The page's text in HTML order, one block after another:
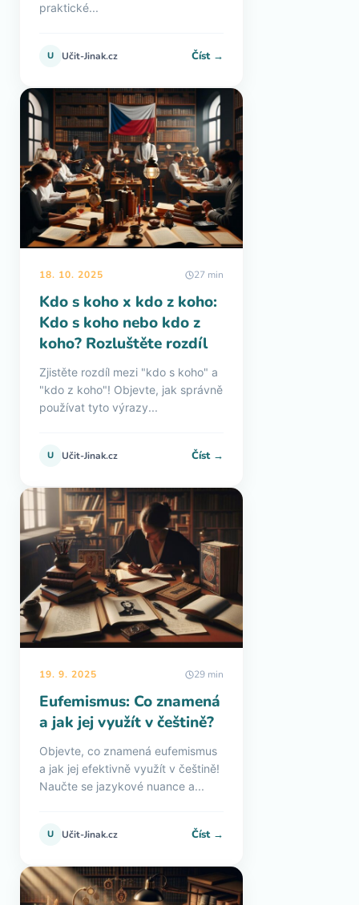
praktické...
U Učit-Jinak.cz Číst →
18. 10. 2025 27 min
Kdo s koho x kdo z koho:
Kdo s koho nebo kdo z
koho? Rozluštěte rozdíl
Zjistěte rozdíl mezi "kdo s koho" a
"kdo z koho"! Objevte, jak správně
používat tyto výrazy...
U Učit-Jinak.cz Číst →
19. 9. 2025 29 min
Eufemismus: Co znamená
a jak jej využít v češtině?
Objevte, co znamená eufemismus
a jak jej efektivně využít v češtině!
Naučte se jazykové nuance a...
U Učit-Jinak.cz Číst →